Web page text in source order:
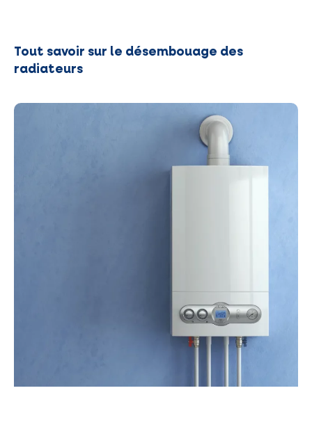
Tout savoir sur le désembouage des
radiateurs